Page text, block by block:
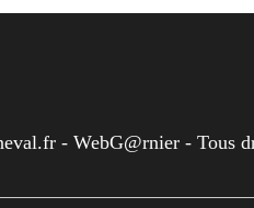
- WebG@rnier - Tous